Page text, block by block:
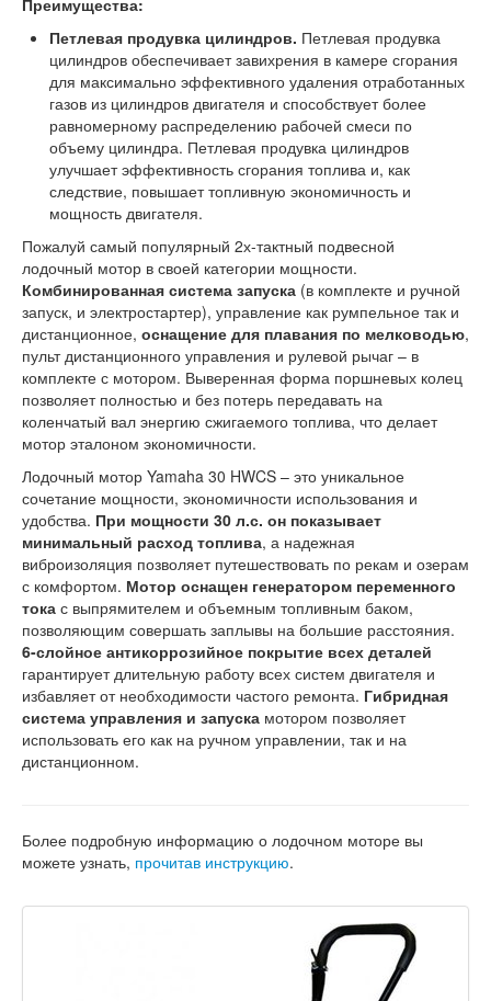
Преимущества:
Петлевая продувка цилиндров. Петлевая продувка
цилиндров обеспечивает завихрения в камере сгорания
для максимально эффективного удаления отработанных
газов из цилиндров двигателя и способствует более
равномерному распределению рабочей смеси по
объему цилиндра. Петлевая продувка цилиндров
улучшает эффективность сгорания топлива и, как
следствие, повышает топливную экономичность и
мощность двигателя.
Пожалуй самый популярный 2х-тактный подвесной
лодочный мотор в своей категории мощности.
Комбинированная система запуска (в комплекте и ручной
запуск, и электростартер), управление как румпельное так и
дистанционное, оснащение для плавания по мелководью,
пульт дистанционного управления и рулевой рычаг – в
комплекте с мотором. Выверенная форма поршневых колец
позволяет полностью и без потерь передавать на
коленчатый вал энергию сжигаемого топлива, что делает
мотор эталоном экономичности.
Лодочный мотор Yamaha 30 HWCS – это уникальное
сочетание мощности, экономичности использования и
удобства. При мощности 30 л.с. он показывает
минимальный расход топлива, а надежная
виброизоляция позволяет путешествовать по рекам и озерам
с комфортом. Мотор оснащен генератором переменного
тока с выпрямителем и объемным топливным баком,
позволяющим совершать заплывы на большие расстояния.
6-слойное антикоррозийное покрытие всех деталей
гарантирует длительную работу всех систем двигателя и
избавляет от необходимости частого ремонта. Гибридная
система управления и запуска мотором позволяет
использовать его как на ручном управлении, так и на
дистанционном.
Более подробную информацию о лодочном моторе вы
можете узнать, прочитав инструкцию.